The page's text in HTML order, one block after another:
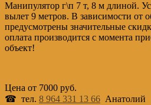
Манипулятор г\п 7 т, 8 м длиной.
вылет 9 метров. В зависимости от
предусмотрены значительные
оплата производится с момента
объект!
Цена от 7000 руб.
☎ тел. 8 964 331 13 66 Анатолий